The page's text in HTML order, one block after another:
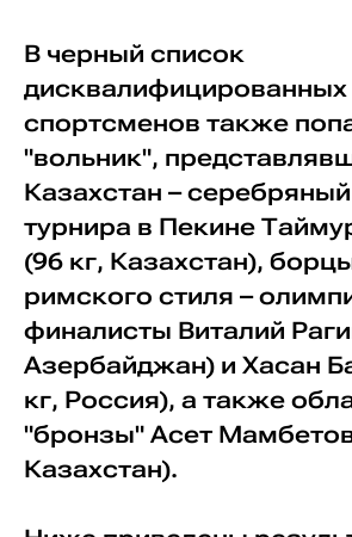
В черный список
дисквалифицированных
спортсменов также
"вольник",
Казахстан –
турнира в Пекине
(96 кг, Казахстан),
римского стиля –
финалисты Виталий
Азербайджан) и Хасан
кг, Россия), а также
"бронзы" Асет Мамбетов
Казахстан).